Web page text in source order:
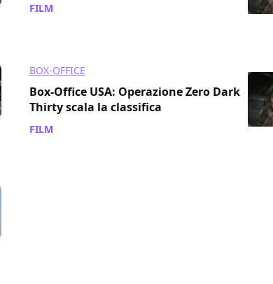
FILM
BOX-OFFICE
Box-Office USA: Operazione Zero Dark
Thirty scala la classifica
FILM